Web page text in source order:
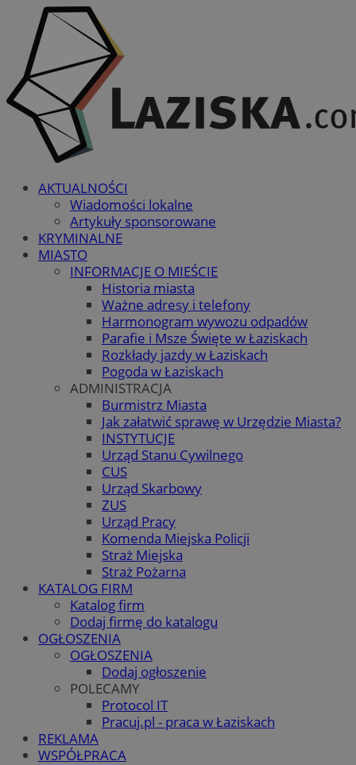
AKTUALNOŚCI
Wiadomości lokalne
Artykuły sponsorowane
KRYMINALNE
MIASTO
INFORMACJE O MIEŚCIE
Historia miasta
Ważne adresy i telefony
Harmonogram wywozu odpadów
Parafie i Msze Święte w Łaziskach
Rozkłady jazdy w Łaziskach
Pogoda w Łaziskach
ADMINISTRACJA
Burmistrz Miasta
Jak załatwić sprawę w Urzędzie Miasta?
INSTYTUCJE
Urząd Stanu Cywilnego
CUS
Urząd Skarbowy
ZUS
Urząd Pracy
Komenda Miejska Policji
Straż Miejska
Straż Pożarna
KATALOG FIRM
Katalog firm
Dodaj firmę do katalogu
OGŁOSZENIA
OGŁOSZENIA
Dodaj ogłoszenie
POLECAMY
Protocol IT
Pracuj.pl - praca w Łaziskach
REKLAMA
WSPÓŁPRACA